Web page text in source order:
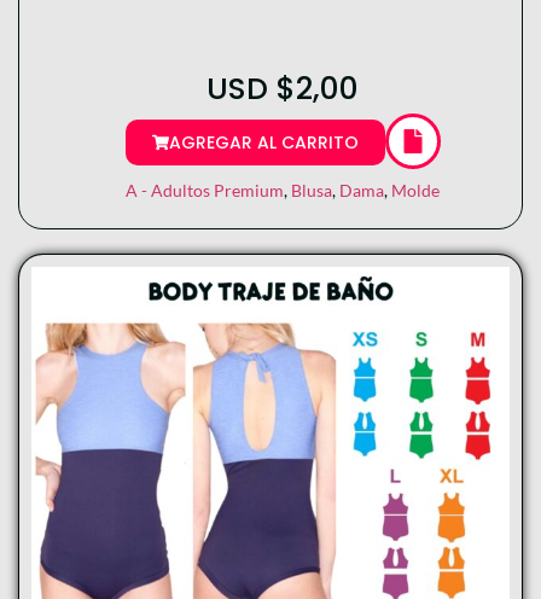
USD $2,00
AGREGAR AL CARRITO
A - Adultos Premium, Blusa, Dama, Molde